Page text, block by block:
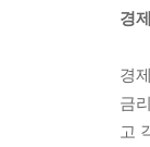
경
경
금
고